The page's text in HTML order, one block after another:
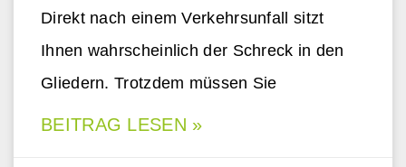
Direkt nach einem Verkehrsunfall sitzt
Ihnen wahrscheinlich der Schreck in den
Gliedern. Trotzdem müssen Sie
BEITRAG LESEN »